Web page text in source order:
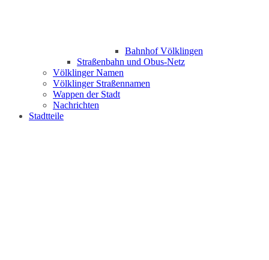
Bahnhof Völklingen
Straßenbahn und Obus-Netz
Völklinger Namen
Völklinger Straßennamen
Wappen der Stadt
Nachrichten
Stadtteile